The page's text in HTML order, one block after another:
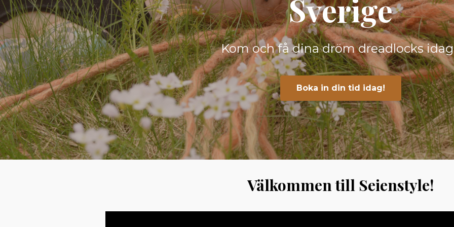
Sverige
Kom och få dina dröm dreadlocks
Boka in din tid idag!
Välkommen till Seienstyle!